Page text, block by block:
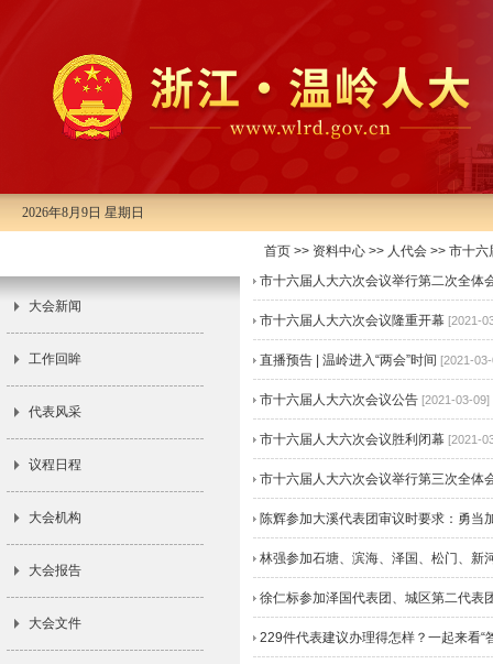
2026年8月9日 星期日
大会新闻
工作回眸
代表风采
议程日程
大会机构
大会报告
大会文件
首页 >> 资料中心 >> 人代会 >> 市十六
市十六届人大六次会议举行第二次全体
市十六届人大六次会议隆重开幕 [2021-
直播预告 | 温岭进入“两会”时间 [2021-
市十六届人大六次会议公告 [2021-03-09]
市十六届人大六次会议胜利闭幕 [2021-
市十六届人大六次会议举行第三次全体
陈辉参加大溪代表团审议时要求：勇当
林强参加石塘、滨海、泽国、松门、新
徐仁标参加泽国代表团、城区第二代表
229件代表建议办理得怎样？一起来看“